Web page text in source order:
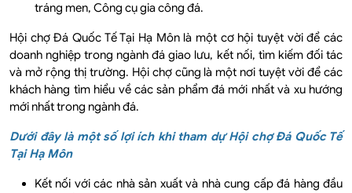
tráng men, Công cụ gia công đá.
Hội chợ Đá Quốc Tế Tại Hạ Môn là một cơ hội tuyệt vời để các
doanh nghiệp trong ngành đá giao lưu, kết nối, tìm kiếm đối tác
và mở rộng thị trường. Hội chợ cũng là một nơi tuyệt vời để các
khách hàng tìm hiểu về các sản phẩm đá mới nhất và xu hướng
mới nhất trong ngành đá.
Dưới đây là một số lợi ích khi tham dự Hội chợ Đá Quốc Tế
Tại Hạ Môn
Kết nối với các nhà sản xuất và nhà cung cấp đá hàng đầu